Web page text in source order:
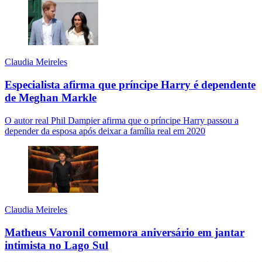
Claudia Meireles
Especialista afirma que príncipe Harry é dependente
de Meghan Markle
O autor real Phil Dampier afirma que o príncipe Harry passou a
depender da esposa após deixar a família real em 2020
Claudia Meireles
Matheus Varonil comemora aniversário em jantar
intimista no Lago Sul